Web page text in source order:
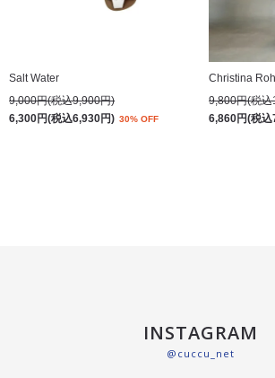
Salt Water
9,000円(税込9,900円)
6,300円(税込6,930円) 30% OFF
Christina
9,800円(税
6,860円(税込
INSTAGRAM
@cuccu_net